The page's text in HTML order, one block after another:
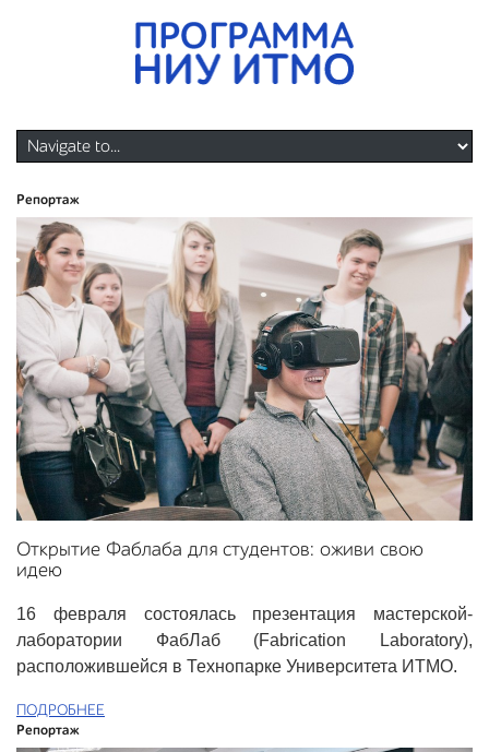
Репортаж
Открытие Фаблаба для студентов: оживи свою
идею
16 февраля состоялась презентация мастерской-
лаборатории ФабЛаб (Fabrication Laboratory),
расположившейся в Технопарке Университета ИТМО.
ПОДРОБНЕЕ
Репортаж